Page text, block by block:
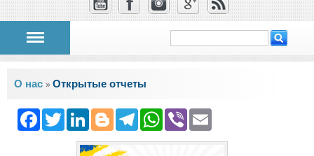
Форма поиска
Вы здесь
О нас » Открытые отчеты
Facebook
Twitter
LinkedIn
Blogger
Telegram
WhatsApp
Viber